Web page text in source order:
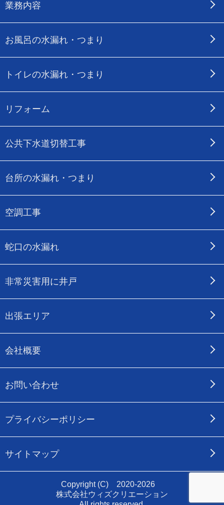
業務内容
お風呂の水漏れ・つまり
トイレの水漏れ・つまり
リフォーム
公共下水道切替工事
台所の水漏れ・つまり
空調工事
蛇口の水漏れ
非常災害用に井戸
出張エリア
会社概要
お問い合わせ
プライバシーポリシー
サイトマップ
Copyright (C) 2020-2026
株式会社ウィズクリエーション